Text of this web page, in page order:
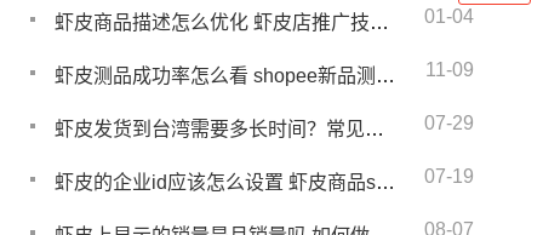
虾皮商品描述怎么优化 虾皮店推广技巧有哪些呢 01-04
虾皮测品成功率怎么看 shopee新品测款方法 11-09
虾皮发货到台湾需要多长时间？常见问题介绍 07-29
虾皮的企业id应该怎么设置 虾皮商品sku怎么排序 07-19
08-07